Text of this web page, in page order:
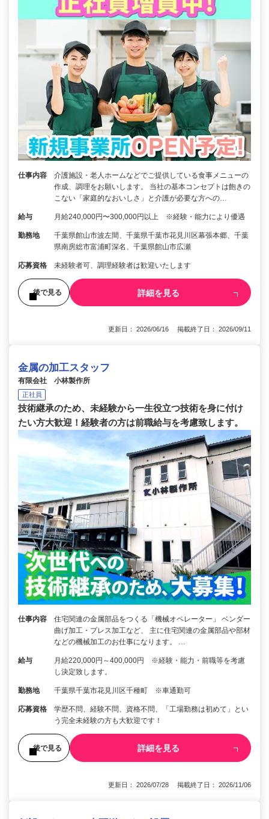
仕事内容
介護施設・老人ホームなどでご提供している食事メニューの
作成、調理をお願いします。 当社の基本コンセプトは飽きの
こない「家庭的なおいしさ」と介護が必要な方への…
給与 月給240,000円〜300,000円以上 ※経験・能力により優遇
勤務地
千葉県館山市波左間、千葉県千葉市花見川区幕張本郷、千葉
県南房総市富浦町深名、千葉県館山市広瀬
応募資格 未経験者可、調理経験者は歓迎いたします
後で見る 詳細を見る
更新日： 2026/06/16 掲載終了日： 2026/09/11
金属の加工スタッフ
有限会社 小林製作所
正社員
技術継承のため、未経験から一生役立つ技術を身に付け
たい方大歓迎！経験者の方は前職給与を考慮致します。
仕事内容
住宅関連の金属部品をつくる「機械オペレーター」 ベンダー
曲げ加工・プレス加工など、 主に住宅関連の金属部品や部材
などの機械加工のお仕事になります。 …
給与
月給220,000円～400,000円 ※経験・能力・前職等を考慮
し決定致します。
勤務地 千葉県千葉市花見川区千種町 ※車通勤可
応募資格
学歴不問、経験不問、資格不問、「工場勤務は初めて」とい
う完全未経験の方も大歓迎です！
後で見る 詳細を見る
更新日： 2026/07/28 掲載終了日： 2026/11/06